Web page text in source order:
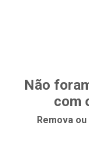
Não
com
Remova